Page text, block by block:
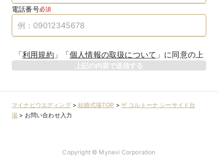
電話番号必須
「利用規約 」 「個人情報の取扱について 」 に同意の上
上記の内容で送信する
マイナビウエディング>結婚式場TOP > ザ コルトーナ シーサイド台
場 > お問い合わせ入力
Copyright © Mynavi Corporation